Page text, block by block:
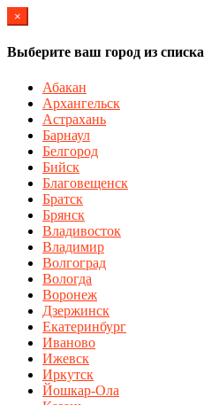
×
Выберите ваш город из списка
Абакан
Архангельск
Астрахань
Барнаул
Белгород
Бийск
Благовещенск
Братск
Брянск
Владивосток
Владимир
Волгоград
Вологда
Воронеж
Дзержинск
Екатеринбург
Иваново
Ижевск
Иркутск
Йошкар-Ола